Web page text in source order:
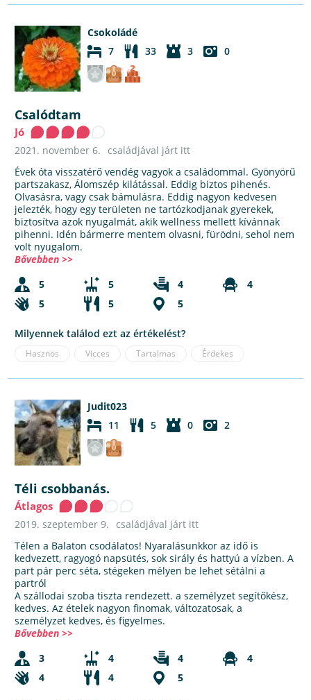
Csokoládé
7
33 3 0
Csalódtam
Jó
2021. november 6.
családjával járt itt
Évek óta visszatérő vendég vagyok a családommal. Gyönyörű
partszakasz, Álomszép kilátással. Eddig biztos pihenés.
Olvasásra, vagy csak bámulásra. Eddig nagyon kedvesen
jelezték, hogy egy területen ne tartózkodjanak gyerekek,
biztosítva azok nyugalmát, akik wellness mellett kívánnak
pihenni. Idén bármerre mentem olvasni, fürödni, sehol nem
volt nyugalom.
Bővebben >>
5
5 4
4
5
5 5
Milyennek találod ezt az értékelést?
Hasznos Vicces Tartalmas Érdekes
Judit023
11
5 0 2
Téli csobbanás.
Átlagos
2019. szeptember 9.
családjával járt itt
Télen a Balaton csodálatos! Nyaralásunkkor az idő is
kedvezett, ragyogó napsütés, sok sirály és hattyú a vízben. A
part pár perc séta, stégeken mélyen be lehet sétálni a
partról
A szállodai szoba tiszta rendezett. a személyzet segítőkész,
kedves. Az ételek nagyon finomak, változatosak, a
személyzet kedves, és figyelmes.
Bővebben >>
3
4 4
4
4
4 5